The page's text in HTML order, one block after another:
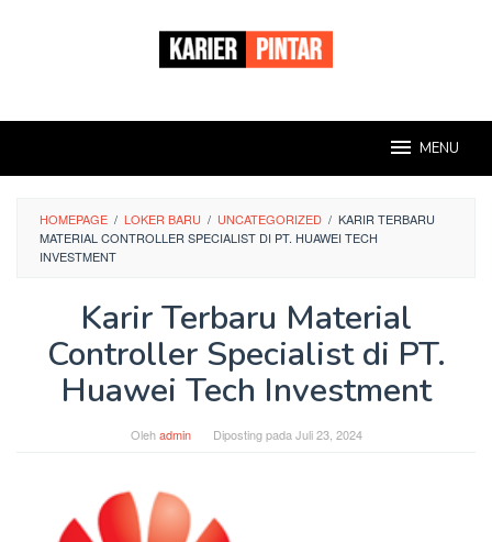
MENU
HOMEPAGE / LOKER BARU / UNCATEGORIZED / KARIR TERBARU
MATERIAL CONTROLLER SPECIALIST DI PT. HUAWEI TECH
INVESTMENT
Karir Terbaru Material
Controller Specialist di PT.
Huawei Tech Investment
Olehadmin Diposting pada Juli 23, 2024